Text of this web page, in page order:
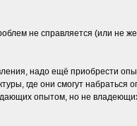
не справляется (или не
надо ещё приобрести
где они смогут набраться
опытом, но не